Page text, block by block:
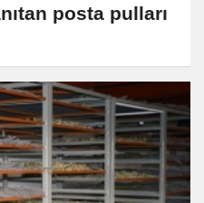
posta pulları